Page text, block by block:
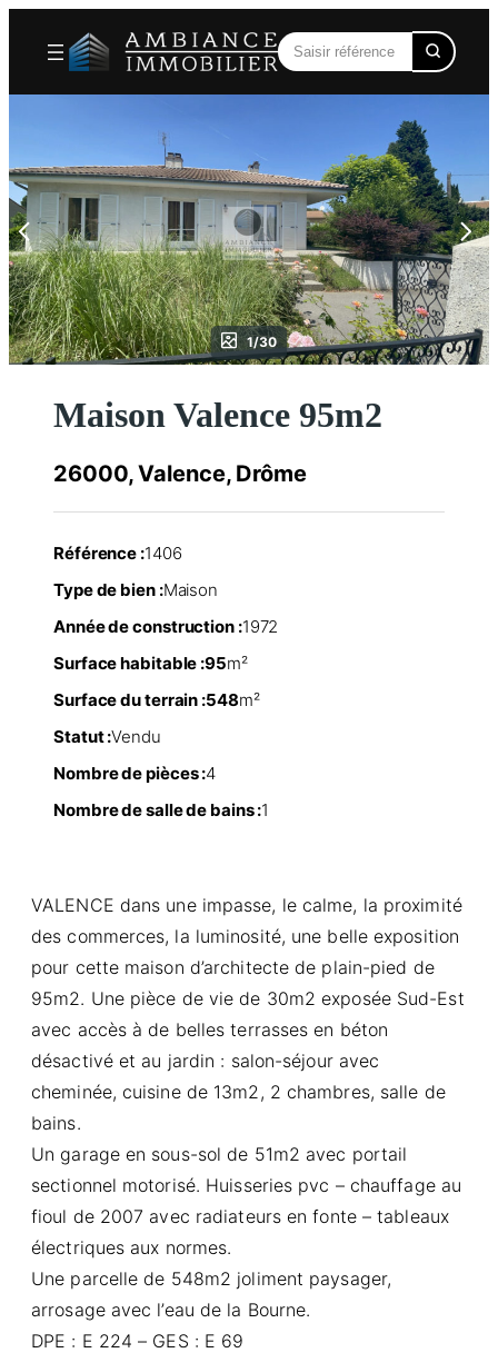
contenu
1/30
Maison Valence 95m2
26000, Valence, Drôme
Référence :1406
Type de bien :Maison
Année de construction :1972
Surface habitable :95m²
Surface du terrain :548m²
Statut :Vendu
Nombre de pièces :4
Nombre de salle de bains :1
VALENCE dans une impasse, le calme, la proximité
des commerces, la luminosité, une belle exposition
pour cette maison d’architecte de plain-pied de
95m2. Une pièce de vie de 30m2 exposée Sud-Est
avec accès à de belles terrasses en béton
désactivé et au jardin : salon-séjour avec
cheminée, cuisine de 13m2, 2 chambres, salle de
bains.
Un garage en sous-sol de 51m2 avec portail
sectionnel motorisé. Huisseries pvc – chauffage au
fioul de 2007 avec radiateurs en fonte – tableaux
électriques aux normes.
Une parcelle de 548m2 joliment paysager,
arrosage avec l’eau de la Bourne.
DPE : E 224 – GES : E 69